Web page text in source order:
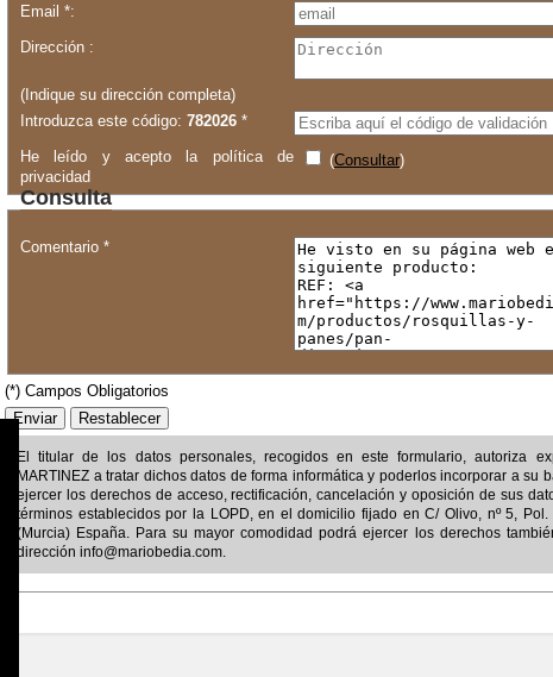
Email *:
Dirección :
(Indique su dirección completa)
Introduzca este código: 782026 *
He leído y acepto la política de
privacidad
(Consultar)
Consulta
Comentario *
(*) Campos Obligatorios
El titular de los datos personales, recogidos en este formulario, autoriza
MARTINEZ a tratar dichos datos de forma informática y poderlos incorporar a su
ejercer los derechos de acceso, rectificación, cancelación y oposición de sus
términos establecidos por la LOPD, en el domicilio fijado enC/ Olivo, nº 5,
(Murcia) España . Para su mayor comodidad podrá ejercer los derechos
dirección info@mariobedia.com